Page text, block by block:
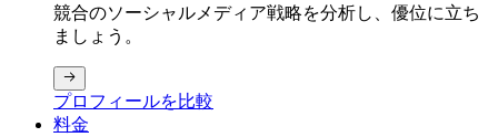
競合のソーシャルメディア戦略を分析し、優位に立ち
ましょう。
プロフィールを比較
料金